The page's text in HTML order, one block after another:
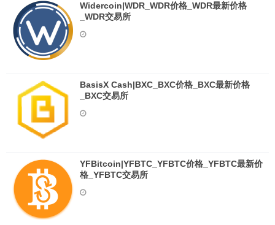
Widercoin|WDR_WDR价格_WDR最新价格
_WDR交易所
BasisX Cash|BXC_BXC价格_BXC最新价格
_BXC交易所
YFBitcoin|YFBTC_YFBTC价格_YFBTC最新价
格_YFBTC交易所